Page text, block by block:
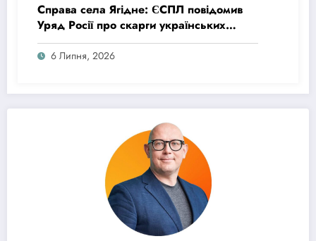
Справа села Ягідне: ЄСПЛ повідомив
Уряд Росії про скарги українських
цивільних осіб, яких місяць утримували
в підвалі школи
6 Липня, 2026